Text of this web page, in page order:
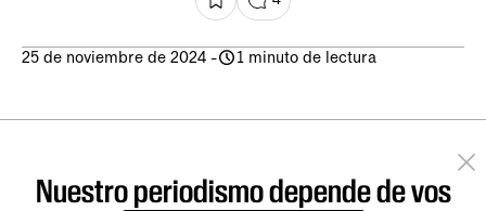
25 de noviembre de 2024 - 1 minuto de lectura
Nuestro periodismo depende de vos